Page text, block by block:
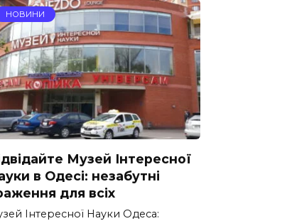
НОВИНИ
Музей Інтересної
в Одесі: незабутні
для всіх
Інтересної Науки Одеса: